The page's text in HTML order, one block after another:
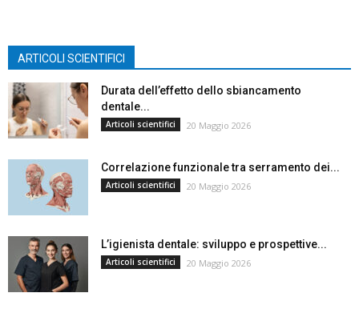
ARTICOLI SCIENTIFICI
Durata dell’effetto dello sbiancamento
dentale...
Articoli scientifici 20 Maggio 2026
Correlazione funzionale tra serramento dei...
Articoli scientifici 20 Maggio 2026
L’igienista dentale: sviluppo e prospettive...
Articoli scientifici 20 Maggio 2026